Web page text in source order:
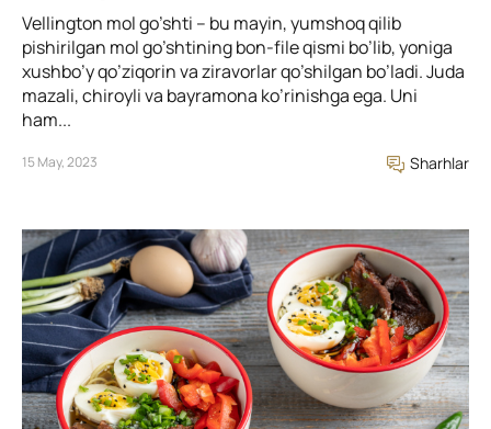
Vellington mol go’shti – bu mayin, yumshoq qilib
pishirilgan mol go’shtining bon-file qismi bo’lib, yoniga
xushbo’y qo’ziqorin va ziravorlar qo’shilgan bo’ladi. Juda
mazali, chiroyli va bayramona ko’rinishga ega. Uni
ham...
15 May, 2023 Sharhlar